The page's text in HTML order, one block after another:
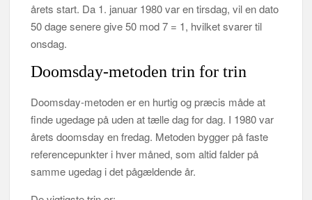
årets start. Da 1. januar 1980 var en tirsdag, vil en dato
50 dage senere give 50 mod 7 = 1, hvilket svarer til
onsdag.
Doomsday-metoden trin for trin
Doomsday-metoden er en hurtig og præcis måde at
finde ugedage på uden at tælle dag for dag. I 1980 var
årets doomsday en fredag. Metoden bygger på faste
referencepunkter i hver måned, som altid falder på
samme ugedag i det pågældende år.